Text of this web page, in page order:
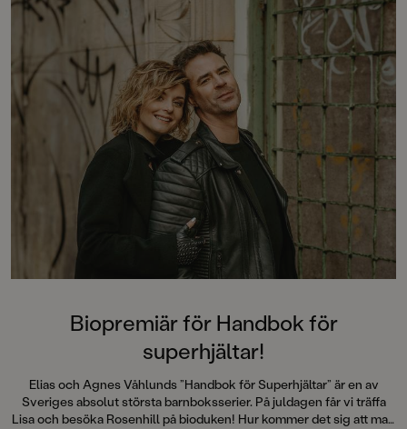
”Välskriven,
och trovärdig”
Dagens
verkligen hur man
stämningen så att
armarna.”
Metro”Det här är
Biopremiär för Handbok för
superhjältar!
Elias och Agnes Våhlunds ”Handbok för Superhjältar” är en av
Sveriges absolut största barnboksserier. På juldagen får vi träffa
Lisa och besöka Rosenhill på bioduken! Hur kommer det sig att man